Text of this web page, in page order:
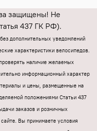
защищены! Не
437 ГК РФ).
дополнительных уведомлений
характеристики велосипедов.
наличие желаемых
информационный характер
и цены, размещенные на
положениями Статьи 437
заказов и розничных
Вы принимаете условия